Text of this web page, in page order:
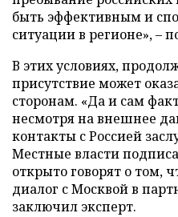
быть эффективным и
ситуации в регионе», –
В этих условиях,
присутствие может
сторонам. «Да и сам
несмотря на внешнее
контакты с Россией
Местные власти
открыто говорят о том,
диалог с Москвой в
заключил эксперт.